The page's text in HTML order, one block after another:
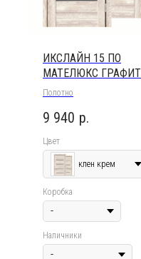
ИКСЛАЙН 15 ПО
МАТЕЛЮКС ГРАФИТ
Полотно
9 940 р.
Цвет
клен крем
Коробка
Наличники